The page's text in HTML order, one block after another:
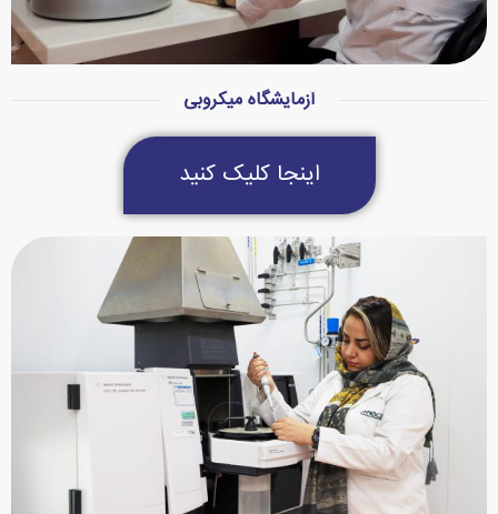
آزمایشگاه میکروبی
اینجا کلیک کنید